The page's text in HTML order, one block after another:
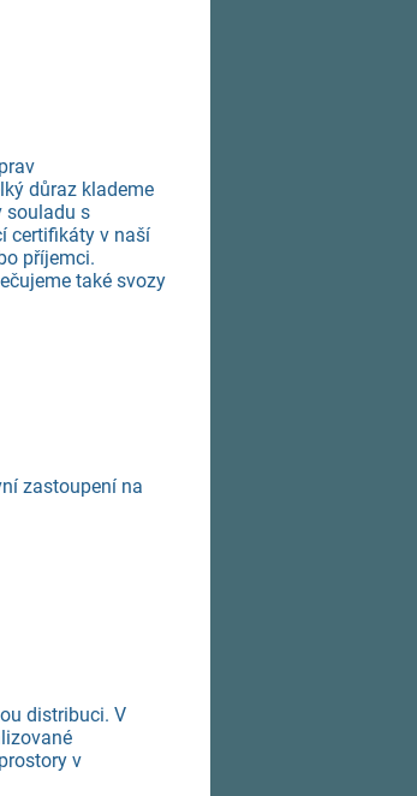
důraz klademe
souladu s
certifikáty v naší
příjemci.
také svozy
zastoupení na
distribuci. V
v